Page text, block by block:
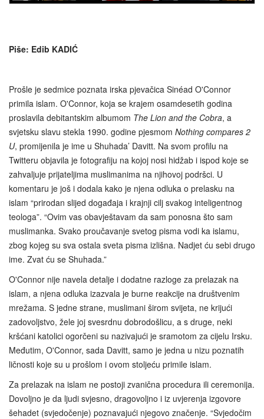
Piše: Edib KADIĆ
Prošle je sedmice poznata irska pjevačica Sinéad O'Connor
primila islam. O'Connor, koja se krajem osamdesetih godina
proslavila debitantskim albumom The Lion and the Cobra, a
svjetsku slavu stekla 1990. godine pjesmom Nothing compares 2
U, promijenila je ime u Shuhada’ Davitt. Na svom profilu na
Twitteru objavila je fotografiju na kojoj nosi hidžab i ispod koje se
zahvaljuje prijateljima muslimanima na njihovoj podršci. U
komentaru je još i dodala kako je njena odluka o prelasku na
islam “prirodan slijed događaja i krajnji cilj svakog inteligentnog
teologa”. “Ovim vas obavještavam da sam ponosna što sam
muslimanka. Svako proučavanje svetog pisma vodi ka islamu,
zbog kojeg su sva ostala sveta pisma izlišna. Nadjet ću sebi drugo
ime. Zvat ću se Shuhada.”
O'Connor nije navela detalje i dodatne razloge za prelazak na
islam, a njena odluka izazvala je burne reakcije na društvenim
mrežama. S jedne strane, muslimani širom svijeta, ne krijući
zadovoljstvo, žele joj svesrdnu dobrodošlicu, a s druge, neki
kršćani katolici ogorčeni su nazivajući je sramotom za cijelu Irsku.
Međutim, O'Connor, sada Davitt, samo je jedna u nizu poznatih
ličnosti koje su u prošlom i ovom stoljeću primile islam.
Za prelazak na islam ne postoji zvanična procedura ili ceremonija.
Dovoljno je da ljudi svjesno, dragovoljno i iz uvjerenja izgovore
šehadet (svjedočenje) poznavajući njegovo značenje. “Svjedočim